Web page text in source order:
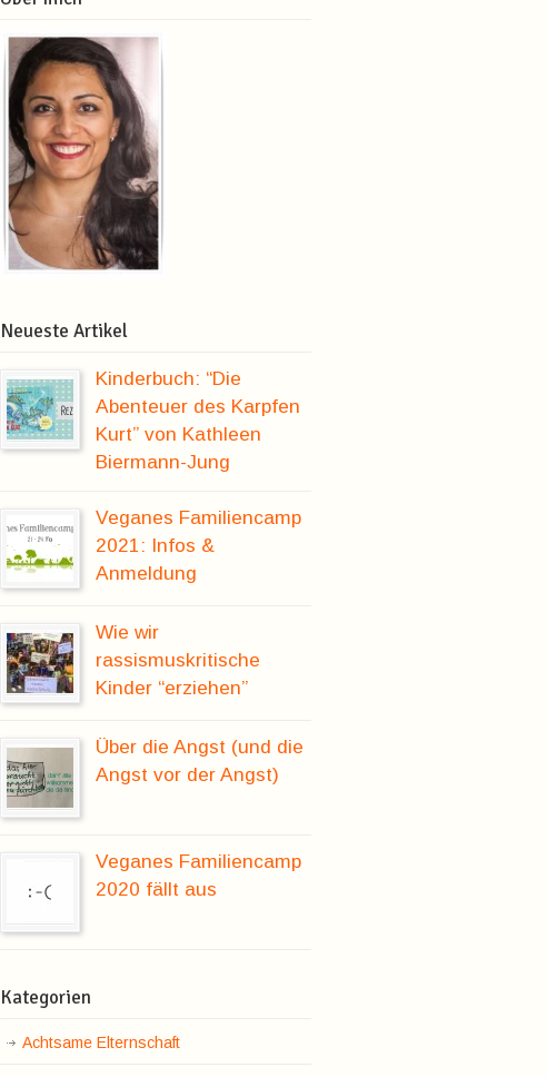
Neueste Artikel
Kinderbuch: “Die
Abenteuer des Karpfen
Kurt” von Kathleen
Biermann-Jung
Veganes Familiencamp
2021: Infos &
Anmeldung
Wie wir
rassismuskritische
Kinder “erziehen”
Über die Angst (und die
Angst vor der Angst)
Veganes Familiencamp
2020 fällt aus
Kategorien
Achtsame Elternschaft